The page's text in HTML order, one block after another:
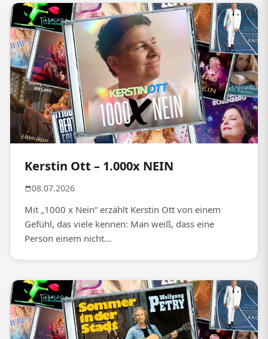
Kerstin Ott – 1.000x NEIN
08.07.2026
Mit „1000 x Nein“ erzählt Kerstin Ott von einem
Gefühl, das viele kennen: Man weiß, dass eine
Person einem nicht...